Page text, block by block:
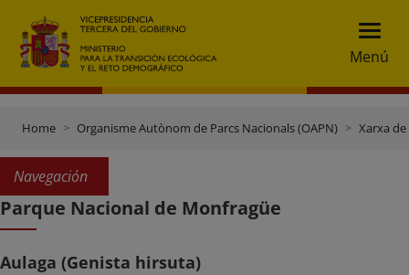
Menú
Home Organisme Autònom de Parcs Nacionals (OAPN) Xarxa
Navegación
Parque Nacional de Monfragüe
Aulaga (Genista hirsuta)